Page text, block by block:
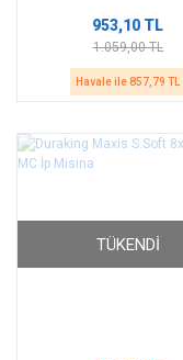
953,10 TL
1.059,00 TL
Havale ile 857,79 TL
TÜKENDI